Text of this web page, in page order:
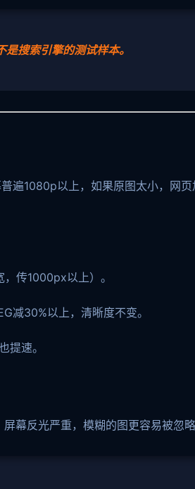
搜索引擎的测试样本。
遍1080p以上，如果原图太小，网
传1000px以上）。
减30%以上，清晰度不变。
提速。
幕反光严重，模糊的图更容易被忽